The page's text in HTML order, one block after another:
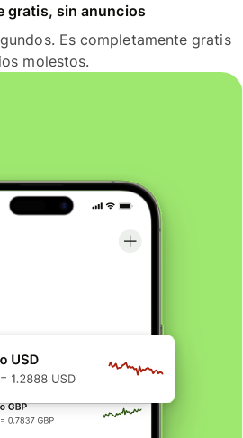
gratis, sin anuncios
Es completamente gratis
molestos.